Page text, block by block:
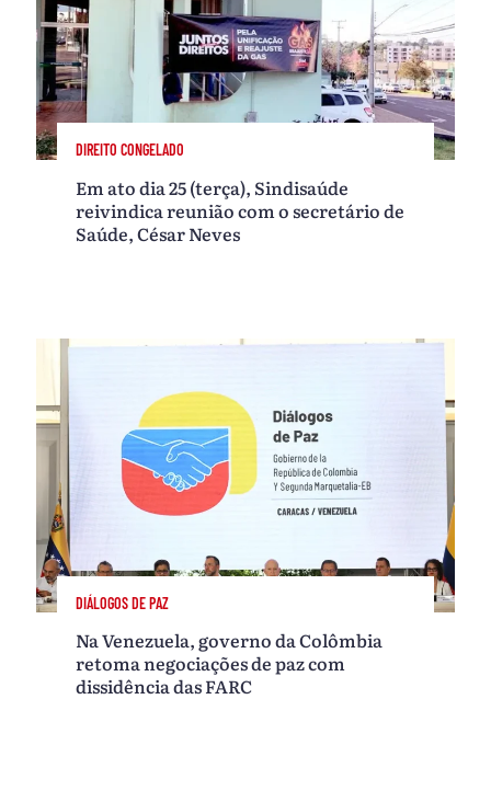
DIREITO CONGELADO
Em ato dia 25 (terça), Sindisaúde
reivindica reunião com o secretário de
Saúde, César Neves
DIÁLOGOS DE PAZ
Na Venezuela, governo da Colômbia
retoma negociações de paz com
dissidência das FARC